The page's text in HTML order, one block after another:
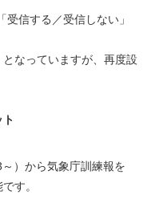
信する／受信しない」
なっていますが、再度設
）から気象庁訓練報を
す。